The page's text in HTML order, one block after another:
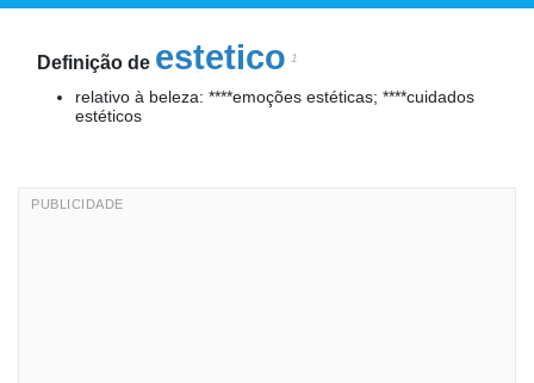
Definição de estetico 1
relativo à beleza: ****emoções estéticas; ****cuidados
estéticos